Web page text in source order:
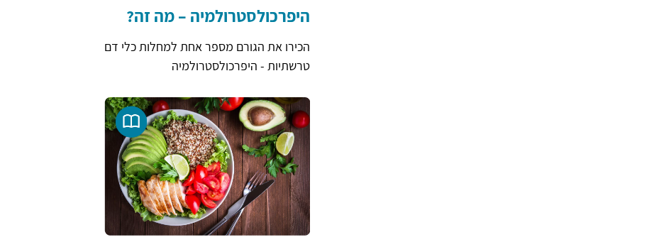
היפרכולסטרולמיה – מה זה?
הכירו את הגורם מספר אחת למחלות כלי דם
טרשתיות - היפרכולסטרולמיה